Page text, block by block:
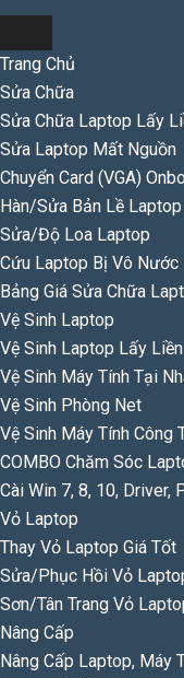
Trang Chủ
Sửa Chữa
Sửa Chữa Laptop Lấy
Sửa Laptop Mất Nguồn
Chuyển Card (VGA)
Hàn/Sửa Bản Lề Laptop
Sửa/Độ Loa Laptop
Cứu Laptop Bị Vô Nước
Bảng Giá Sửa Chữa
Vệ Sinh Laptop
Vệ Sinh Laptop Lấy Liền
Vệ Sinh Máy Tính Tại
Vệ Sinh Phòng Net
Vệ Sinh Máy Tính Công
COMBO Chăm Sóc
Cài Win 7, 8, 10, Driver,
Vỏ Laptop
Thay Vỏ Laptop Giá Tốt
Sửa/Phục Hồi Vỏ
Sơn/Tân Trang Vỏ
Nâng Cấp
Nâng Cấp Laptop, Máy